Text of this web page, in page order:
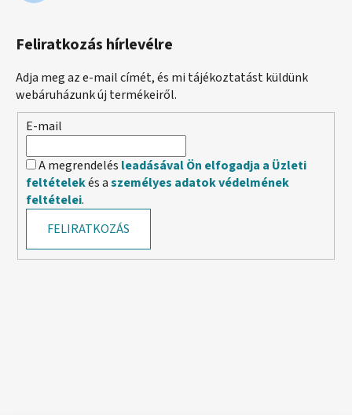
Feliratkozás hírlevélre
Adja meg az e-mail címét, és mi tájékoztatást küldünk
webáruházunk új termékeiről.
E-mail
A megrendelés leadásával Ön elfogadja a Üzleti
feltételekés aszemélyes adatok védelmének
feltételei.
FELIRATKOZÁS